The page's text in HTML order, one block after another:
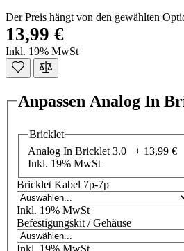
Der Preis hängt von den gewählten
13,99 €
Inkl. 19% MwSt
Anpassen Analog In
Bricklet
Analog In Bricklet 3.0 + 13,99 €
Inkl. 19% MwSt
Bricklet Kabel 7p-7p
Inkl. 19% MwSt
Befestigungskit / Gehäuse
Inkl. 19% MwSt